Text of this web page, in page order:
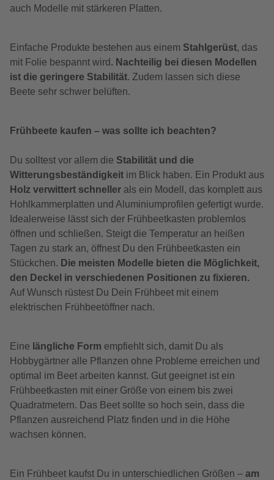
auch Modelle mit stärkeren Platten.
Einfache Produkte bestehen aus einem Stahlgerüst, das
mit Folie bespannt wird. Nachteilig bei diesen Modellen
ist die geringere Stabilität. Zudem lassen sich diese
Beete sehr schwer belüften.
Frühbeete kaufen – was sollte ich beachten?
Du solltest vor allem die Stabilität und die
Witterungsbeständigkeit im Blick haben. Ein Produkt aus
Holz verwittert schneller als ein Modell, das komplett aus
Hohlkammerplatten und Aluminiumprofilen gefertigt wurde.
Idealerweise lässt sich der Frühbeetkasten problemlos
öffnen und schließen. Steigt die Temperatur an heißen
Tagen zu stark an, öffnest Du den Frühbeetkasten ein
Stückchen. Die meisten Modelle bieten die Möglichkeit,
den Deckel in verschiedenen Positionen zu fixieren.
Auf Wunsch rüstest Du Dein Frühbeet mit einem
elektrischen Frühbeetöffner nach.
Eine längliche Form empfiehlt sich, damit Du als
Hobbygärtner alle Pflanzen ohne Probleme erreichen und
optimal im Beet arbeiten kannst. Gut geeignet ist ein
Frühbeetkasten mit einer Größe von einem bis zwei
Quadratmetern. Das Beet sollte so hoch sein, dass die
Pflanzen ausreichend Platz finden und in die Höhe
wachsen können.
Ein Frühbeet kaufst Du in unterschiedlichen Größen – am